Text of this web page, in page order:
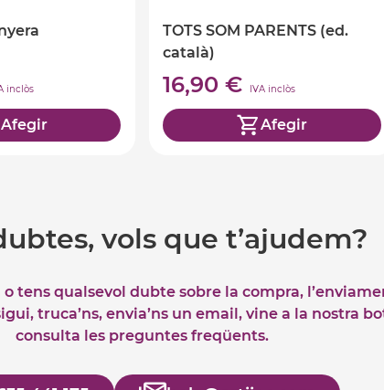
inclòs
Afegir
TOTS SOM PARENTS (ed.
català)
16,90 € IVA inclòs
Afegir
vols que t’ajudem?
tens qualsevol dubte sobre la compra,
truca’ns, envia’ns un email, vine a la nostra
consulta les preguntes freqüents.